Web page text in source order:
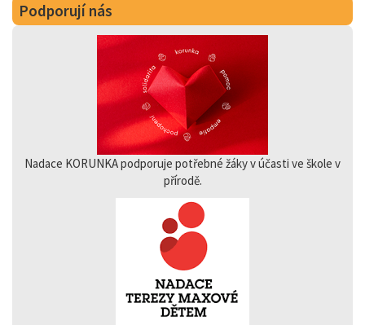
Podporují nás
Nadace KORUNKA podporuje potřebné žáky v účasti ve škole v
přírodě.